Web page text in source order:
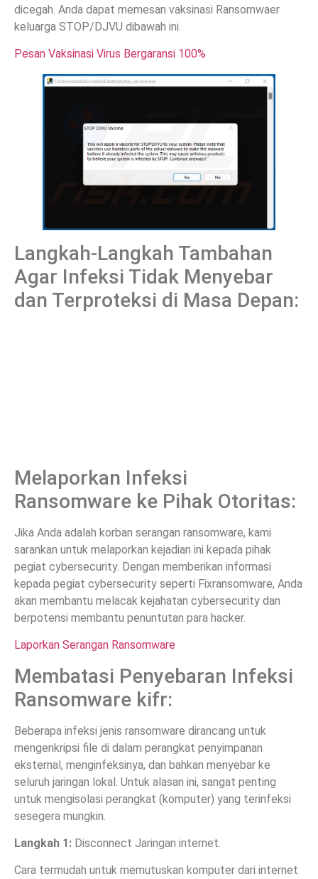
dicegah. Anda dapat memesan vaksinasi Ransomwaer
keluarga STOP/DJVU dibawah ini.
Pesan Vaksinasi Virus Bergaransi 100%
Langkah-Langkah Tambahan
Agar Infeksi Tidak Menyebar
dan Terproteksi di Masa Depan:
Melaporkan Infeksi
Ransomware ke Pihak Otoritas:
Jika Anda adalah korban serangan ransomware, kami
sarankan untuk melaporkan kejadian ini kepada pihak
pegiat cybersecurity. Dengan memberikan informasi
kepada pegiat cybersecurity seperti Fixransomware, Anda
akan membantu melacak kejahatan cybersecurity dan
berpotensi membantu penuntutan para hacker.
Laporkan Serangan Ransomware
Membatasi Penyebaran Infeksi
Ransomware kifr:
Beberapa infeksi jenis ransomware dirancang untuk
mengenkripsi file di dalam perangkat penyimpanan
eksternal, menginfeksinya, dan bahkan menyebar ke
seluruh jaringan lokal. Untuk alasan ini, sangat penting
untuk mengisolasi perangkat (komputer) yang terinfeksi
sesegera mungkin.
Langkah 1: Disconnect Jaringan internet.
Cara termudah untuk memutuskan komputer dari internet